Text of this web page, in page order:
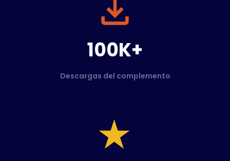
100K+
Descargas del complemento